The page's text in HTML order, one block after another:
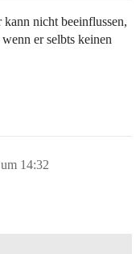
nicht beeinflussen,
er selbts keinen
14:32